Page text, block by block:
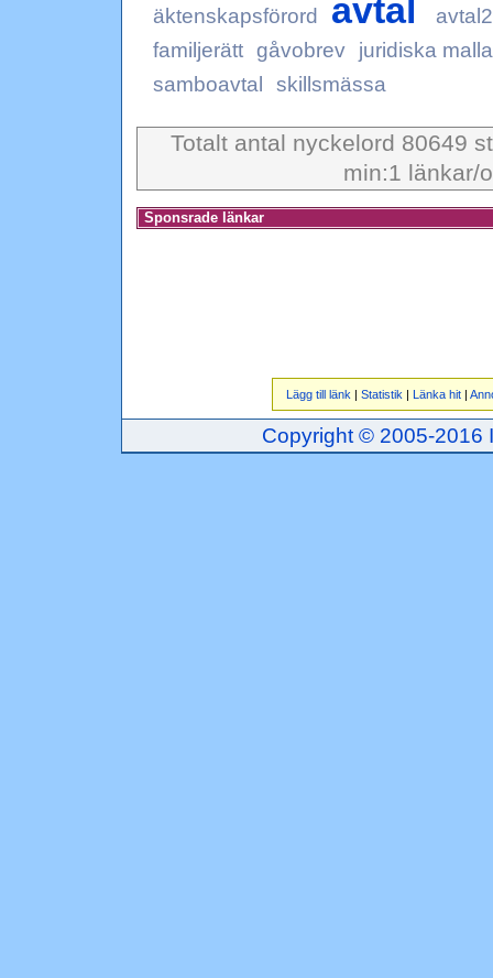
äktenskapsförord avtal
familjerätt gåvobrev
juridiska
samboavtal
skillsmässa
Totalt antal nyckelord 80649
min:1 länkar/
Sponsrade länkar
Lägg till länk | Statistik | Länka hit|
Copyright © 2005-2016